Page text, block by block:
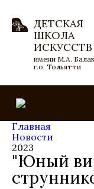
ДЕТСКАЯ
ШКОЛА
ИСКУССТВ
имени М.А.
г.о. Тольятти
Главная
Новости
2023
"Юный